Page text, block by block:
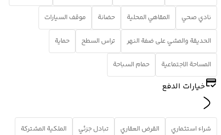
نادي صحي المقاهي المحلية حضانة موقف السيارات
الحديقة والمشي على ضفة النهر تراس السطح حماية
المساحة الاجتماعية حمام السباحة
خيارات الدفع
شراء استثماري القرض العقاري تبادل جزئي الملكية المشتركة